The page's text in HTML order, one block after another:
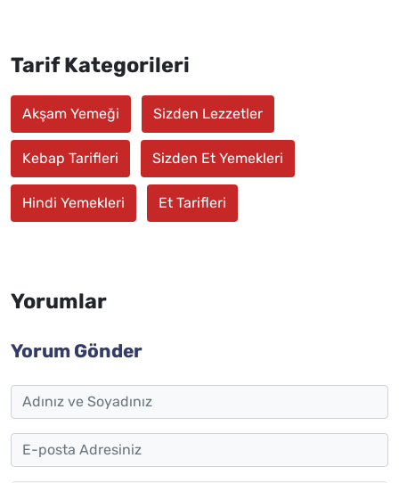
Tarif Kategorileri
Akşam Yemeği Sizden Lezzetler
Kebap Tarifleri Sizden Et Yemekleri
Hindi Yemekleri Et Tarifleri
Yorumlar
Yorum Gönder